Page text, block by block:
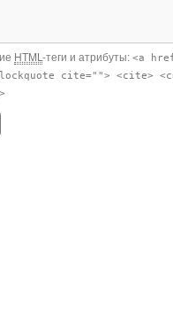
HTML -теги и атрибуты: <a
cite=""> <cite>